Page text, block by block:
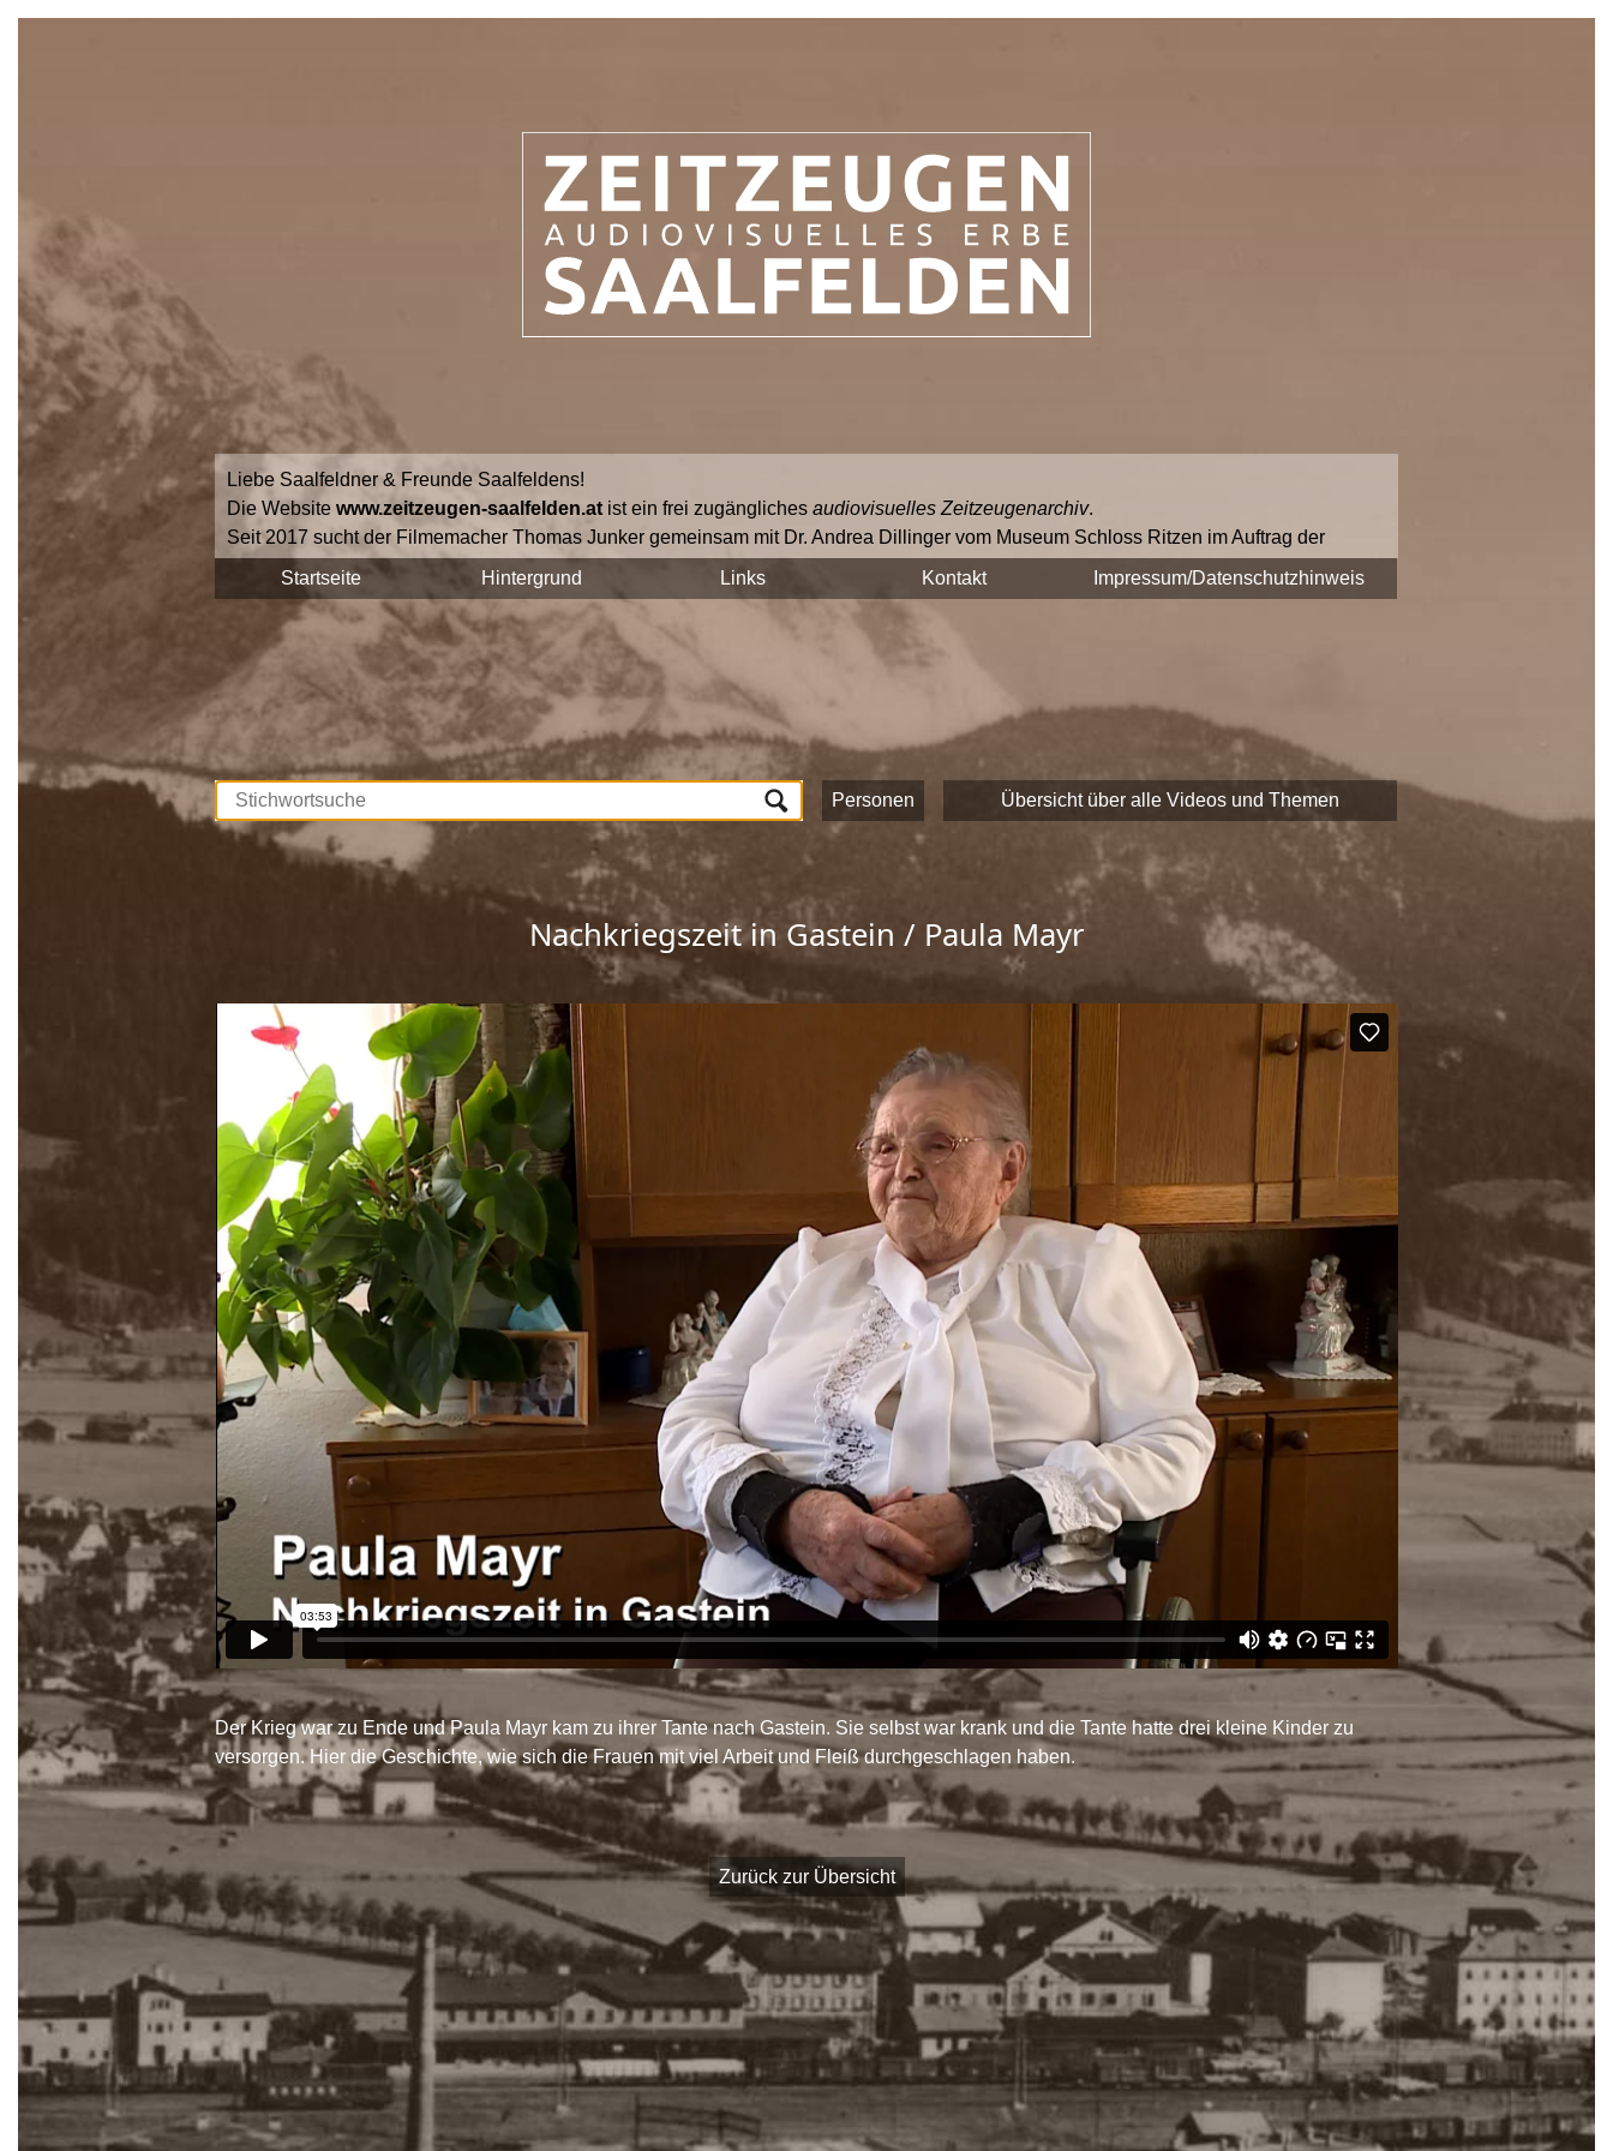
Liebe Saalfeldner & Freunde Saalfeldens!
Die Websitewww.zeitzeugen-saalfelden.at ist ein frei zugänglichesaudiovisuelles Zeitzeugenarchiv.
Seit 2017 sucht der Filmemacher Thomas Junker gemeinsam mit Dr. Andrea Dillinger vom Museum Schloss Ritzen im Auftrag der
Stadtgemeinde Saalfelden Zeitzeugen auf hält ihre Geschichten und Erinnerungen mit der Videokamera fest.
Diese Interviews werden Stück für Stück auf dieser Seite veröffentlicht und sind nach Stichworten zu Themen und Zeitzeugen
durchsuchbar.
Unterstützt werden die Dreharbeiten und das Onlineportale vom Museum Schloss Ritzen und der
Europäischen Union. Mit dieser Sammlung von Zeitzeugeninterviews wird das kulturelle und gesellschaftliche Erbe Saalfeldens
lebendig gehalten, sprich die Geschichte Saalfeldens.
Wir bedanken uns bei allen Beteiligten, die zur Umsetzung dieses Projektes beigetragen haben!
Startseite Hintergrund Links Kontakt Impressum/Datenschutzhinweis
Personen Übersicht über alle Videos und Themen
Nachkriegszeit in Gastein / Paula Mayr
Der Krieg war zu Ende und Paula Mayr kam zu ihrer Tante nach Gastein. Sie selbst war krank und die Tante hatte drei kleine Kinder zu
versorgen. Hier die Geschichte, wie sich die Frauen mit viel Arbeit und Fleiß durchgeschlagen haben.
Zurück zur Übersicht